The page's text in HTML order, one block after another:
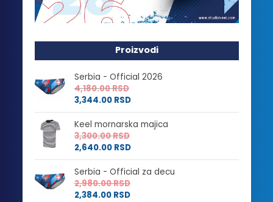
Proizvodi
Serbia - Official 2026
4,180.00RSD
3,344.00 RSD
Keel mornarska majica
3,300.00RSD
2,640.00 RSD
Serbia - Official za decu
2,980.00RSD
2,384.00 RSD